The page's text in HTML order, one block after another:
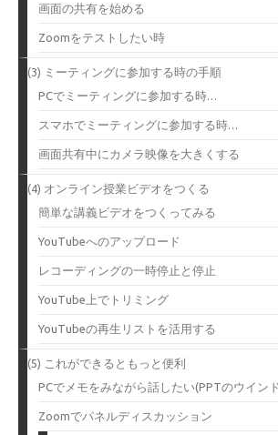
画面の共有を始める
Zoomをテストしたい時
(3) ミーティングに参加する時の手順
PCでミーティングに参加する時…
スマホでミーティングに参加する時…
画面共有中にカメラ映像を大きくする
(4) オンライン授業ビデオをつくる
簡単な講義ビデオをつくってみる
YouTubeへのアップロード
レコーディングの一時停止と停止
YouTube上でトリミング
YouTubeの再生リストを活用する
(5) これができるともっと便利
PCでメモをみながら話したい(PPTのウイン
Zoomでパネルディスカッション